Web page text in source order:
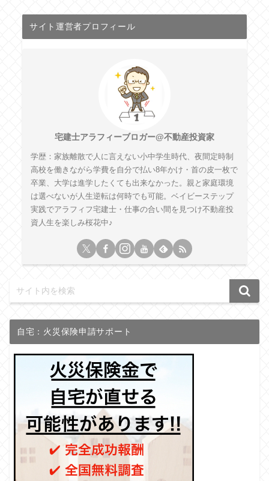
サイト運営者プロフィール
宅建士アラフィーブロガー@不動産投資家
学歴：家族離散で人に言えない小中学生時代、夜間定時制
高校を働きながら学費を自分で払い8年かけ・首の皮一枚で
卒業、大学は進学したくても出来なかった。親と家庭環境
は選べないが人生逆転は何時でも可能。ベイビーステップ
実践でアラフィフ宅建士・仕事の合い間を見つけ不動産投
資人生を楽しみ桜花中♪
自宅：火災保険申請サポート